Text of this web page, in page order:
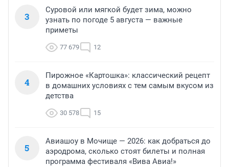
3
Суровой или мягкой будет зима, можно
узнать по погоде 5 августа — важные
приметы
77 679 12
4
Пирожное «Картошка»: классический рецепт
в домашних условиях с тем самым вкусом из
детства
30 578 15
5
Авиашоу в Мочище — 2026: как добраться до
аэродрома, сколько стоят билеты и полная
программа фестиваля «Вива Авиа!»